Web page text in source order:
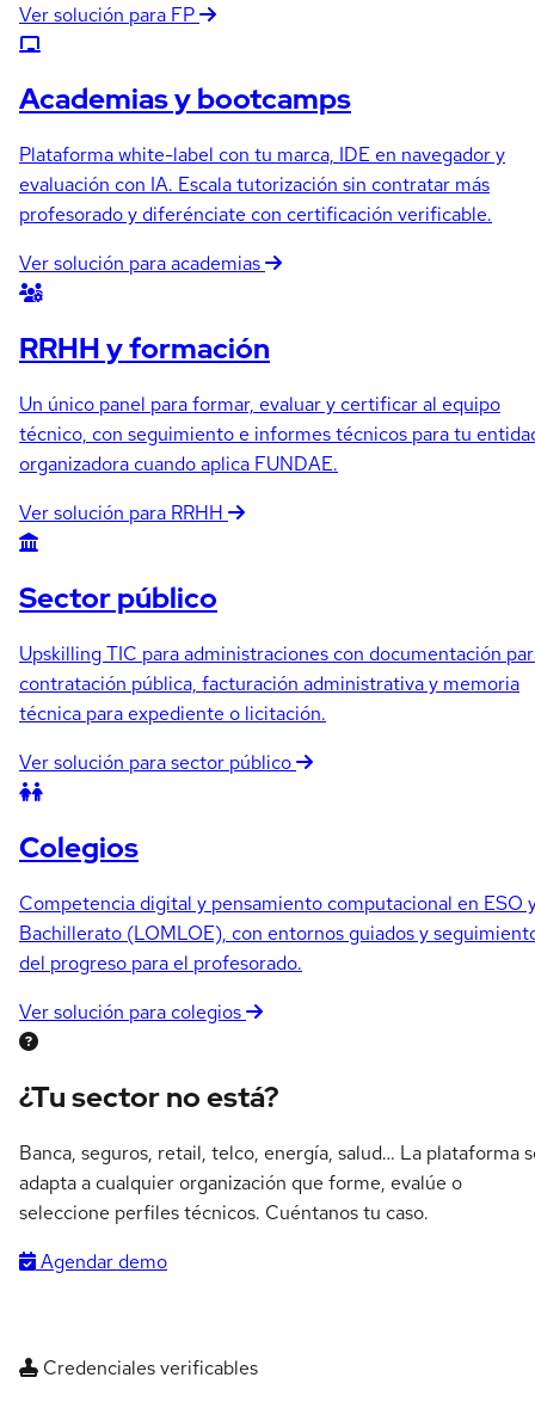
Ver solución para FP
Academias y bootcamps
Plataforma white-label con tu marca, IDE en navegador y
evaluación con IA. Escala tutorización sin contratar más
profesorado y diferénciate con certificación verificable.
Ver solución para academias
RRHH y formación
Un único panel para formar, evaluar y certificar al equipo
técnico, con seguimiento e informes técnicos para tu
organizadora cuando aplica FUNDAE.
Ver solución para RRHH
Sector público
Upskilling TIC para administraciones con documentación
contratación pública, facturación administrativa y memoria
técnica para expediente o licitación.
Ver solución para sector público
Colegios
Competencia digital y pensamiento computacional en ESO
Bachillerato (LOMLOE), con entornos guiados y
del progreso para el profesorado.
Ver solución para colegios
¿Tu sector no está?
Banca, seguros, retail, telco, energía, salud… La plataforma
adapta a cualquier organización que forme, evalúe o
seleccione perfiles técnicos. Cuéntanos tu caso.
Agendar demo
Credenciales verificables